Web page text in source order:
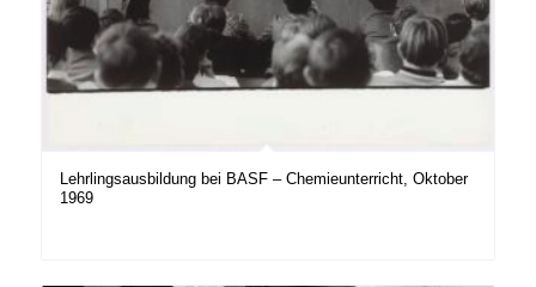
Lehrlingsausbildung bei BASF – Chemieunterricht, Oktober
1969